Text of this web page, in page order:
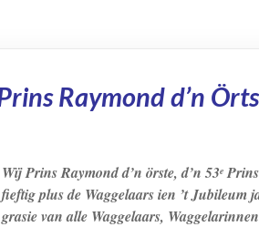
Raymond d’n
Wïj Prins Raymond d’n örste, d’n 53e
fieftig plus de Waggelaars ien ’t
grasie van alle Waggelaars,